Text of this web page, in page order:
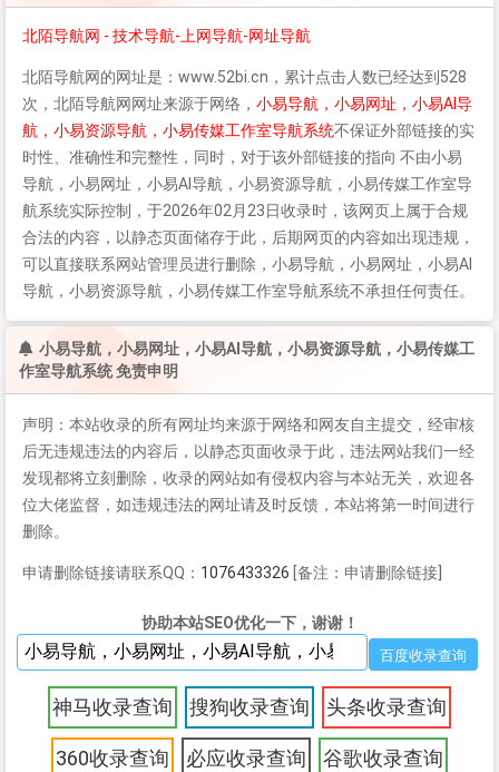
北陌导航网 - 技术导航-上网导航-网址导航
北陌导航网的网址是：www.52bi.cn，累计点击人数已经达到528
次， 北陌导航网 网址来源于网络， 小易导航，小易网址，小易AI导
航，小易资源导航，小易传媒工作室导航系统不保证外部链接的实
时性、准确性和完整性，同时，对于该外部链接的指向 不由小易
导航，小易网址，小易AI导航，小易资源导航，小易传媒工作室导
航系统实际控制，于2026年02月23日收录时，该网页上属于合规
合法的内容，以静态页面储存于此，后期网页的内容如出现违规，
可以直接联系网站管理员进行删除，小易导航，小易网址，小易AI
导航，小易资源导航，小易传媒工作室导航系统不承担任何责任。
小易导航，小易网址，小易AI导航，小易资源导航，小易传媒工
作室导航系统 免责申明
声明：本站收录的所有网址均来源于网络和网友自主提交，经审核
后无违规违法的内容后，以静态页面收录于此，违法网站我们一经
发现都将立刻删除，收录的网站如有侵权内容与本站无关，欢迎各
位大佬监督，如违规违法的网址请及时反馈，本站将第一时间进行
删除。
申请删除链接请联系QQ： 1076433326 [备注：申请删除链接]
协助本站SEO优化一下，谢谢！
神马收录查询 搜狗收录查询 头条收录查询
360收录查询 必应收录查询 谷歌收录查询